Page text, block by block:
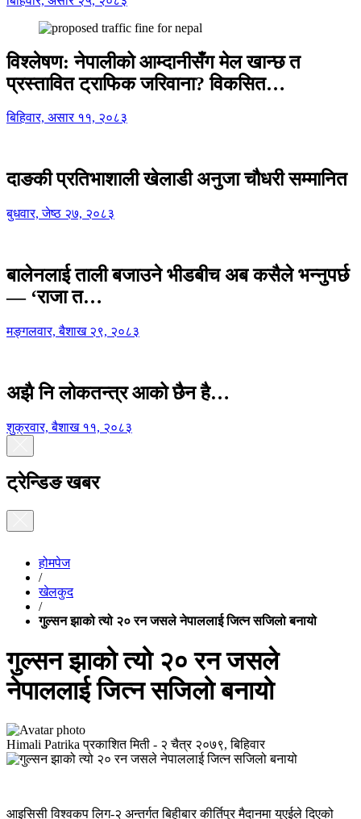
विश्लेषण: नेपालीको आम्दानीसँग मेल खान्छ त
प्रस्तावित ट्राफिक जरिवाना? विकसित…
बिहिवार, असार ११, २०८३
दाङकी प्रतिभाशाली खेलाडी अनुजा चौधरी सम्मानित
बुधवार, जेष्ठ २७, २०८३
बालेनलाई ताली बजाउने भीडबीच अब कसैले भन्नुपर्छ
— ‘राजा त…
मङ्गलवार, बैशाख २९, २०८३
अझै नि लोकतन्त्र आको छैन है…
शुक्रवार, बैशाख ११, २०८३
ट्रेन्डिङ खबर
होमपेज
/
खेलकुद
/
गुल्सन झाको त्यो २० रन जसले नेपाललाई जित्न सजिलो बनायो
गुल्सन झाको त्यो २० रन जसले
नेपाललाई जित्न सजिलो बनायो
Himali Patrika प्रकाशित मिती - २ चैत्र २०७९, बिहिवार
आइसिसी विश्वकप लिग-२ अन्तर्गत बिहीबार कीर्तिपुर मैदानमा युएईले दिएको